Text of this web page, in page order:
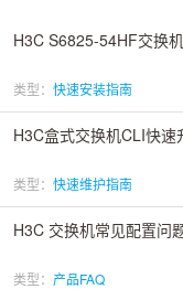
H3C S6825-54HF交换
类型： 快速安装指南
H3C盒式交换机CLI快速
类型： 快速维护指南
H3C 交换机常见配置问
类型： 产品FAQ